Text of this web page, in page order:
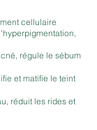
cellulaire
régule le sébum
et matifie le teint
réduit les rides et